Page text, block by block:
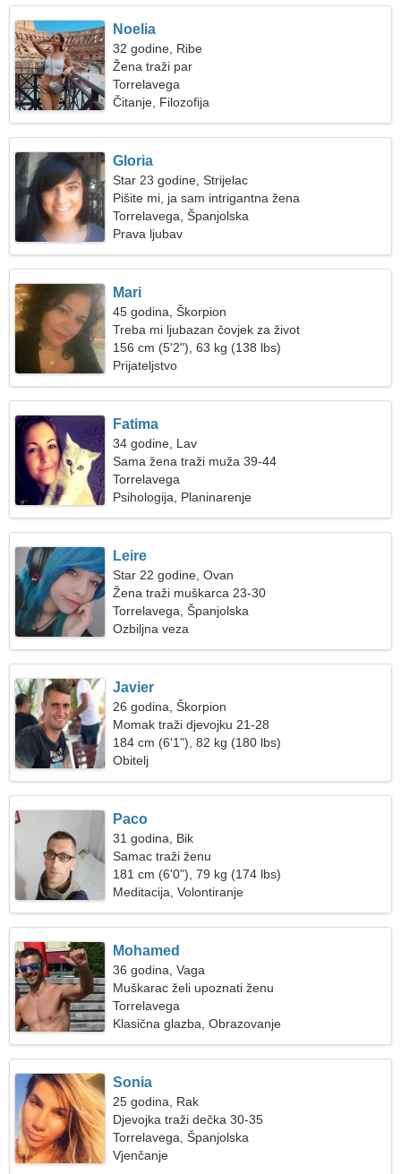
Noelia
32 godine, Ribe
Žena traži par
Torrelavega
Čitanje, Filozofija
Gloria
Star 23 godine, Strijelac
Pišite mi, ja sam intrigantna žena
Torrelavega, Španjolska
Prava ljubav
Mari
45 godina, Škorpion
Treba mi ljubazan čovjek za život
156 cm (5'2"), 63 kg (138 lbs)
Prijateljstvo
Fatima
34 godine, Lav
Sama žena traži muža 39-44
Torrelavega
Psihologija, Planinarenje
Leire
Star 22 godine, Ovan
Žena traži muškarca 23-30
Torrelavega, Španjolska
Ozbiljna veza
Javier
26 godina, Škorpion
Momak traži djevojku 21-28
184 cm (6'1"), 82 kg (180 lbs)
Obitelj
Paco
31 godina, Bik
Samac traži ženu
181 cm (6'0"), 79 kg (174 lbs)
Meditacija, Volontiranje
Mohamed
36 godina, Vaga
Muškarac želi upoznati ženu
Torrelavega
Klasična glazba, Obrazovanje
Sonia
25 godina, Rak
Djevojka traži dečka 30-35
Torrelavega, Španjolska
Vjenčanje